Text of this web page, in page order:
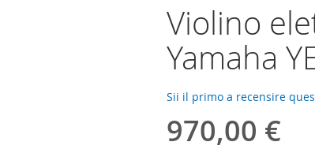
Violino
Yamaha
Sii il primo a recensire
970,00 €